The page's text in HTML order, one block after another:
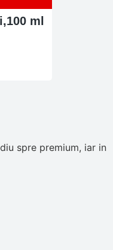
ml
spre premium, iar in